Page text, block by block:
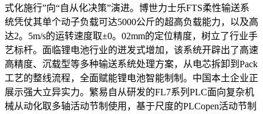
式化施行”向“自从化决策”演进。博世力士乐FTS柔性输送系
统凭仗其单个动子负载可达5000公斤的超高负载能力，以及高
达2。5m/s的运转速度取±0。02mm的定位精度，树立了行业手
艺标杆。面临锂电池行业的迸发式增加，该系统开辟出了高速
高精度、沉载型等多种输送系统处理方案，从电芯拆卸到Pack
工艺的整线流程，全面赋能锂电池智能制制。中国本土企业正
展示强大立异实力。繁易自从研发的FL7系列PLC面向复杂机
械从动化取多轴活动节制使用，基于尺度的PLCopen活动节制